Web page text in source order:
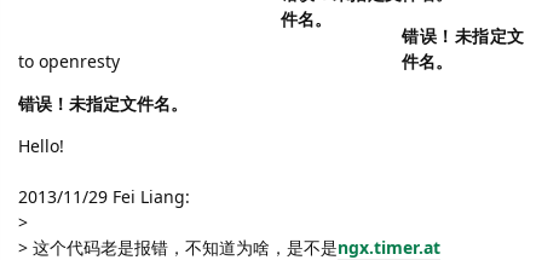
件名。
错误！未指定文
件名。
to openresty
错误！未指定文件名。
Hello!
2013/11/29 Fei Liang:
>
> 这个代码老是报错，不知道为啥，是不是ngx.timer.at